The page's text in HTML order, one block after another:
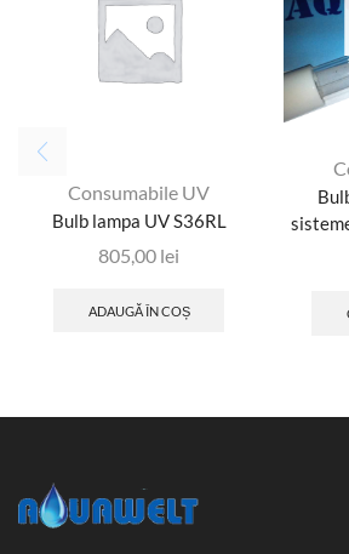
Consumabile UV
Bulb lampa UV S36RL
805,00 lei
ADAUGĂ ÎN COȘ